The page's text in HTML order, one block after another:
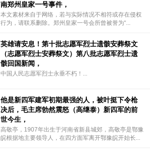
南郑州皇家一号事件，
本文素材来自于网络，若与实际情况不相符或存在侵权
行为，请联系删除。郑州皇家一号会所曾被誉为“...
英雄请安息！第十批志愿军烈士遗骸安葬祭文
（志愿军烈士安葬祭文）第八批志愿军烈士遗
骸回国新闻，
中国人民志愿军烈士永垂不朽！...
他是新四军建军初期最强的人，被叶挺下令枪
决后，毛主席勃然震怒（高继泰）新四军的前
世今生，
高敬亭，1907年出生于河南省新县城郊，高敬亭是鄂豫
皖根据地主要领导人，在四方面军离开鄂豫皖开始长...